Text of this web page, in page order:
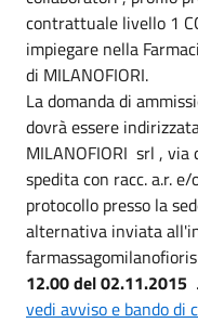
contrattuale livello 1
impiegare nella
di MILANOFIORI.
La domanda di
dovrà essere
MILANOFIORI srl ,
spedita con racc. a.r.
protocollo presso la
alternativa inviata
12.00 del 02.11.2015 .
vedi avviso e bando di